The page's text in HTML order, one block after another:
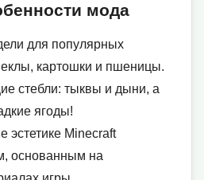
мода
для популярных
картошки и пшеницы.
стебли: тыквы и дыни, а
ягоды!
эстетике Minecraft
основанным на